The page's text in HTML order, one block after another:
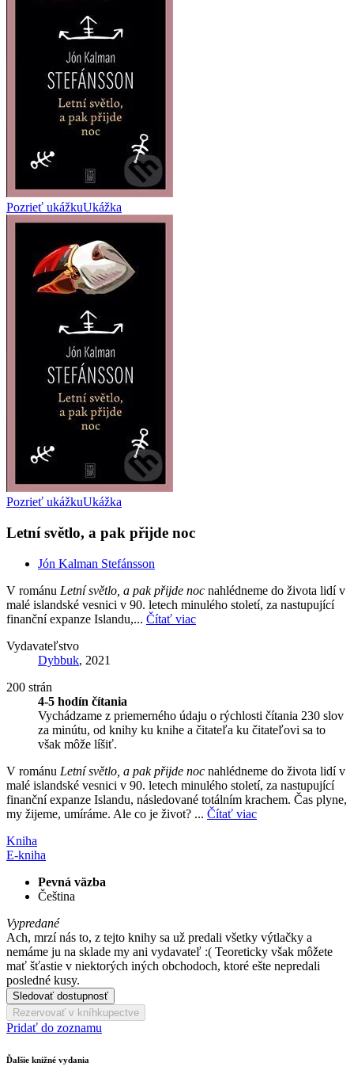
Pozrieť ukážkuUkážka
Pozrieť ukážkuUkážka
Letní světlo, a pak přijde noc
Jón Kalman Stefánsson
V románu Letní světlo, a pak přijde noc nahlédneme do života lidí v
malé islandské vesnici v 90. letech minulého století, za nastupující
finanční expanze Islandu,... Čítať viac
Vydavateľstvo
Dybbuk, 2021
200 strán
4-5 hodín čítania
Vychádzame z priemerného údaju o rýchlosti čítania 230 slov
za minútu, od knihy ku knihe a čitateľa ku čitateľovi sa to
však môže líšiť.
V románu Letní světlo, a pak přijde noc nahlédneme do života lidí v
malé islandské vesnici v 90. letech minulého století, za nastupující
finanční expanze Islandu, následované totálním krachem. Čas plyne,
my žijeme, umíráme. Ale co je život? ... Čítať viac
Kniha
E-kniha
Pevná väzba
Čeština
Vypredané
Ach, mrzí nás to, z tejto knihy sa už predali všetky výtlačky a
nemáme ju na sklade my ani vydavateľ :( Teoreticky však môžete
mať šťastie v niektorých iných obchodoch, ktoré ešte nepredali
posledné kusy.
Sledovať dostupnosť
Rezervovať v kníhkupectve
Pridať do zoznamu
Ďalšie knižné vydania